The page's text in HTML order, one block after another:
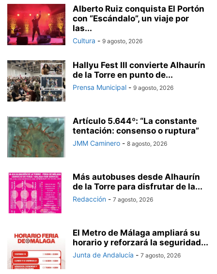
Alberto Ruiz conquista El Portón
con “Escándalo”, un viaje por
las...
Cultura - 9 agosto, 2026
Hallyu Fest III convierte Alhaurín
de la Torre en punto de...
Prensa Municipal - 9 agosto, 2026
Artículo 5.644º: “La constante
tentación: consenso o ruptura”
JMM Caminero - 8 agosto, 2026
Más autobuses desde Alhaurín
de la Torre para disfrutar de la...
Redacción - 7 agosto, 2026
El Metro de Málaga ampliará su
horario y reforzará la seguridad...
Junta de Andalucía - 7 agosto, 2026